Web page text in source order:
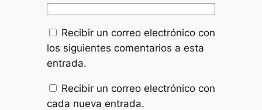
Recibir un correo electrónico con
los siguientes comentarios a esta
entrada.
Recibir un correo electrónico con
cada nueva entrada.